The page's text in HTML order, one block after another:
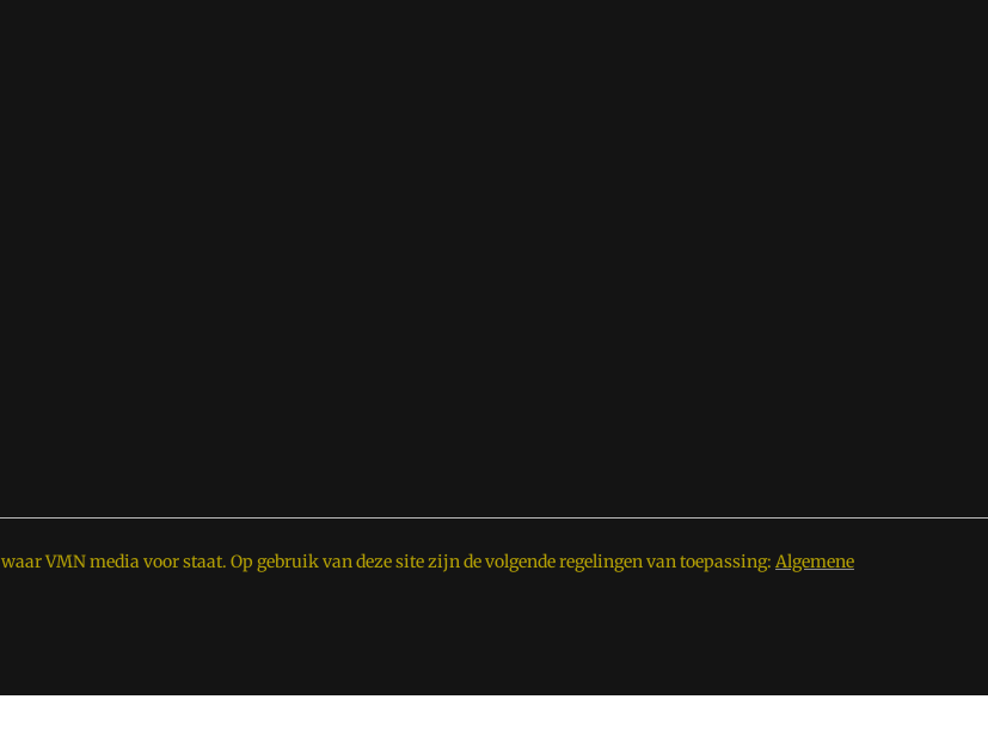
waar VMN media voor staat. Op gebruik van deze site zijn de volgende regelingen van toepassing: Algemene